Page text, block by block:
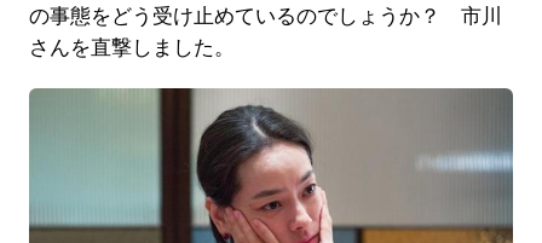
の事態をどう受け止めているのでしょうか？ 市川
さんを直撃しました。